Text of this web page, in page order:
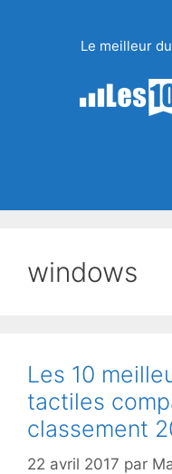
Le meilleur
windows
Les 10
tactiles
classement
22 avril 2017 par